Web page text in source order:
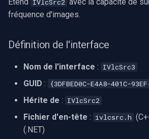
IVlcSrc2
fréquence d'images.
Définition de l'interface
Nom de l'interface : IVlcSrc3
GUID : {3DFBED0C-E4A8-401C-
Hérite de : IVlcSrc2
Fichier d'en-tête : ivlcsrc.h
(.NET)